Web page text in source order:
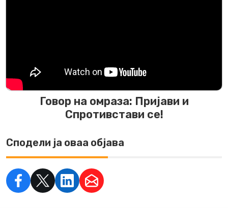
Говор на омраза: Пријави и
Спротивстави се!
Сподели ја оваа објава